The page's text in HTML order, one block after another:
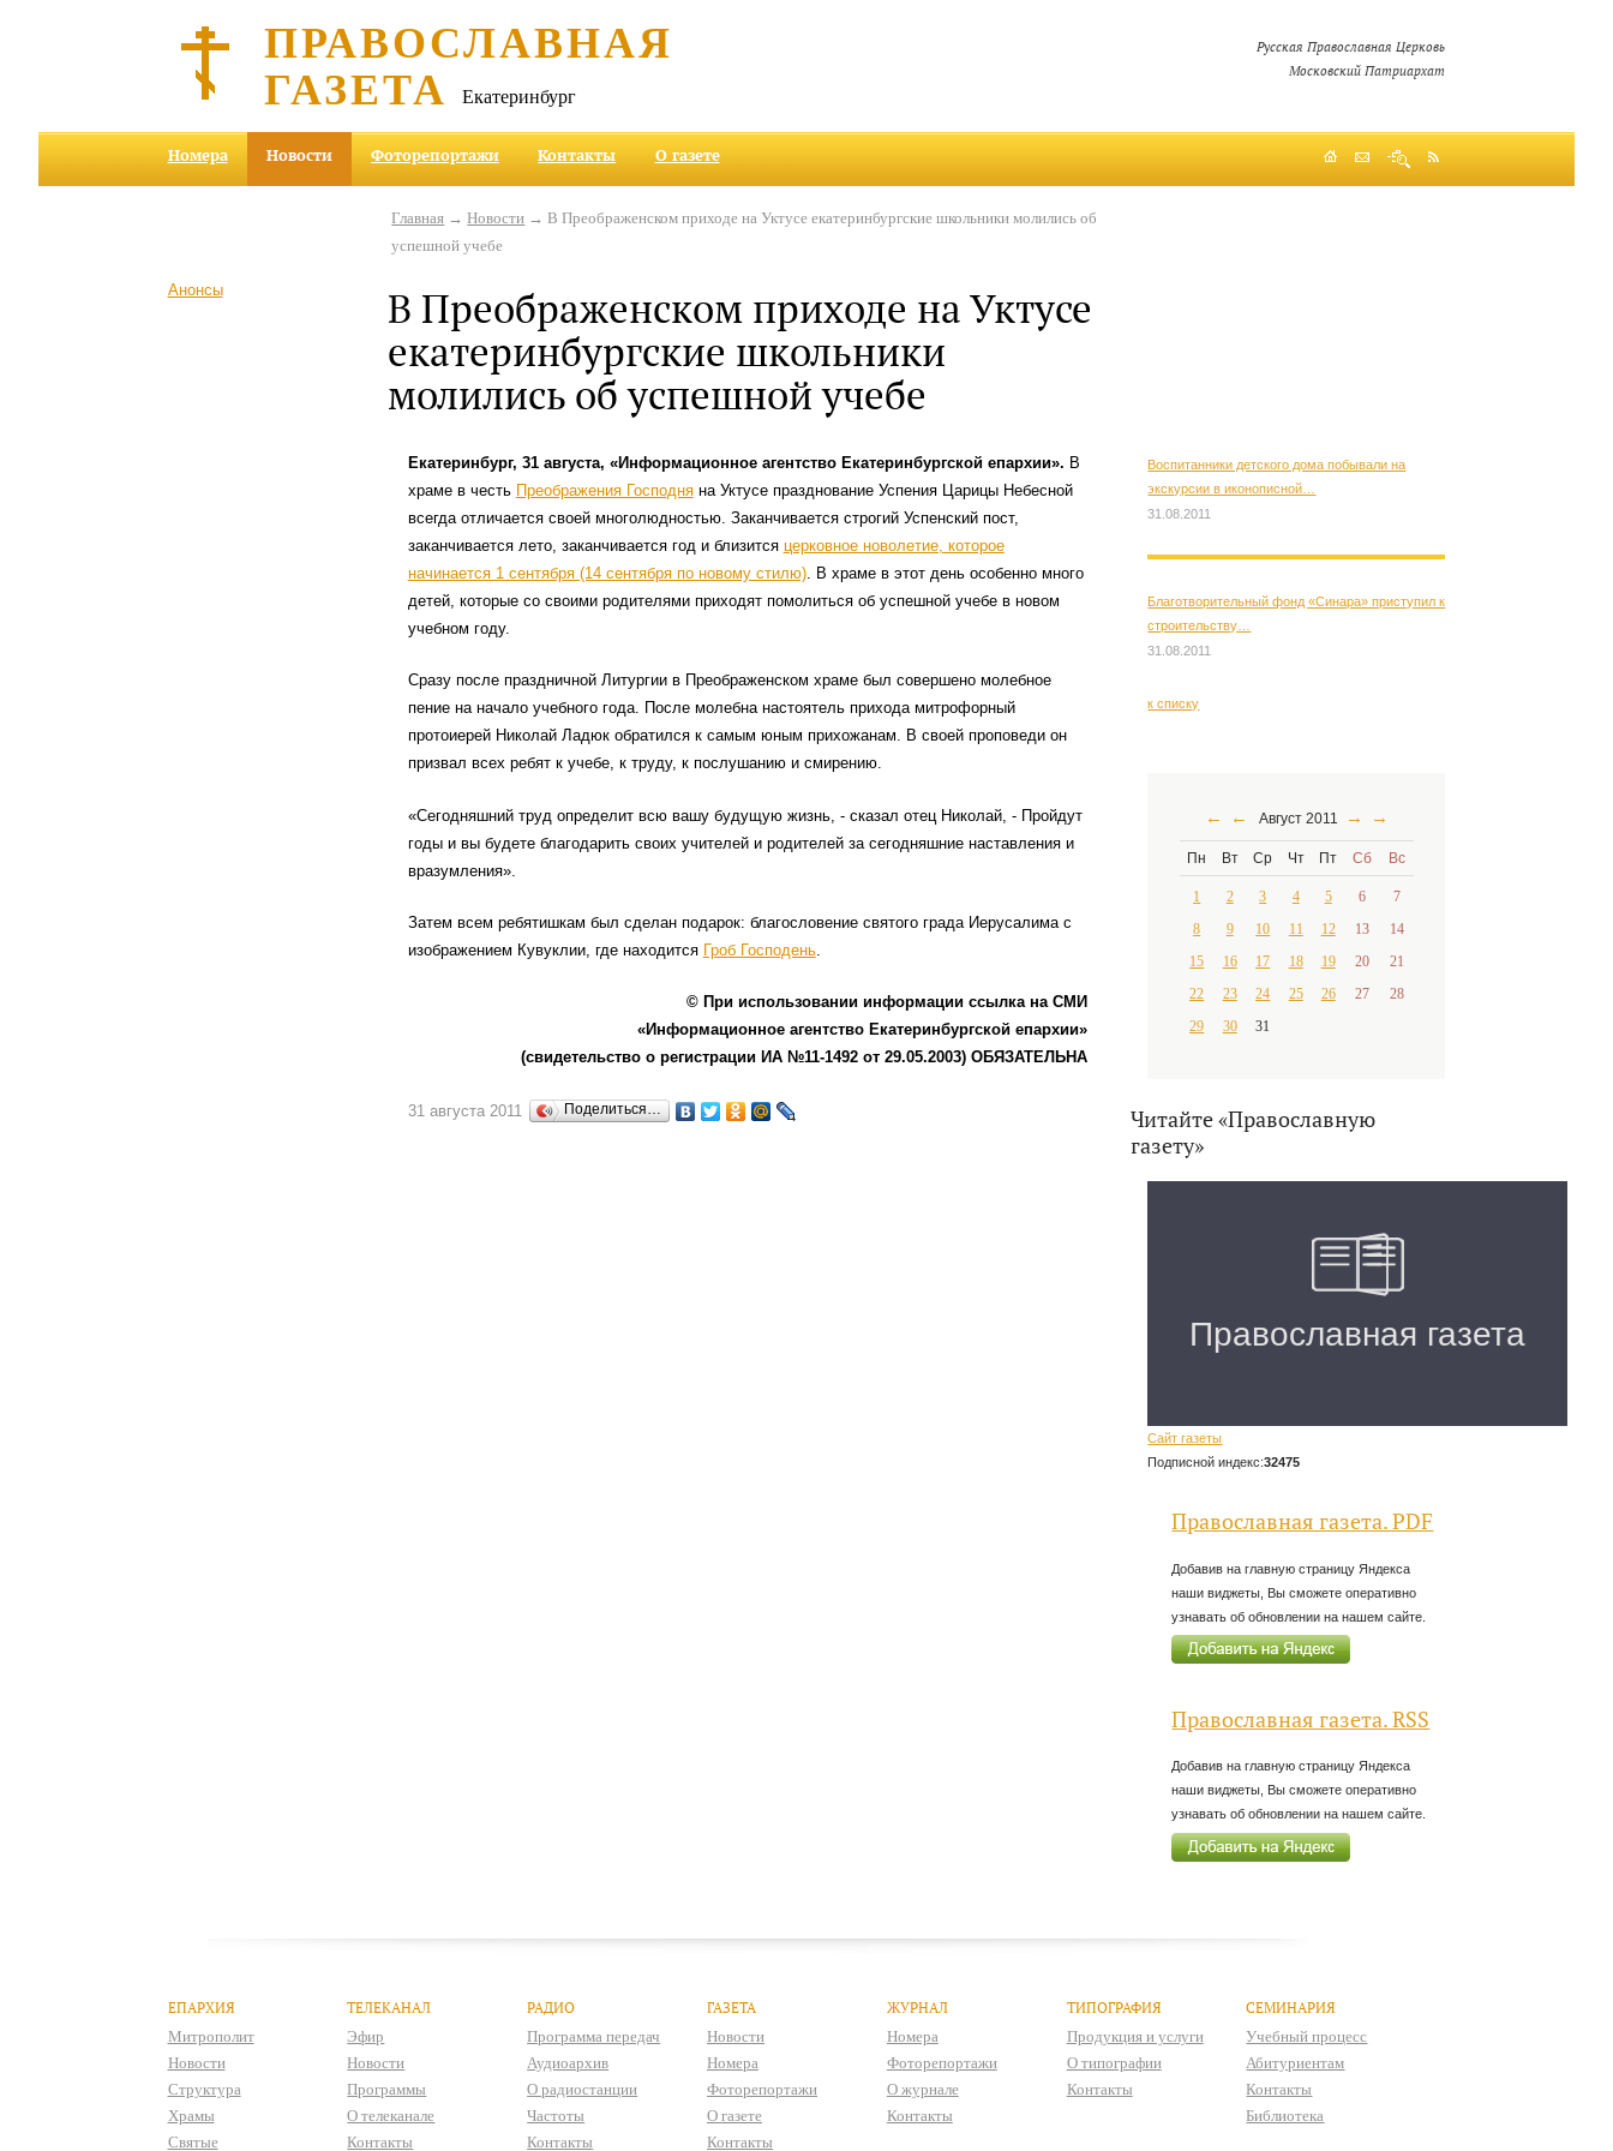
ПРАВОСЛАВНАЯ
ГАЗЕТА Екатеринбург
Русская Православная Церковь
Московский Патриархат
Номера Новости Фоторепортажи Контакты О газете
Анонсы
Главная →Новости → В Преображенском приходе на Уктусе екатеринбургские школьники молились об
успешной учебе
В Преображенском приходе на Уктусе
екатеринбургские школьники
молились об успешной учебе
Екатеринбург, 31 августа, «Информационное агентство Екатеринбургской епархии». В
храме в честь Преображения Господняна Уктусе празднование Успения Царицы Небесной
всегда отличается своей многолюдностью. Заканчивается строгий Успенский пост,
заканчивается лето, заканчивается год и близится церковное новолетие, которое
начинается 1 сентября (14 сентября по новому стилю). В храме в этот день особенно много
детей, которые со своими родителями приходят помолиться об успешной учебе в новом
учебном году.
Сразу после праздничной Литургии в Преображенском храме был совершено молебное
пение на начало учебного года. После молебна настоятель прихода митрофорный
протоиерей Николай Ладюк обратился к самым юным прихожанам. В своей проповеди он
призвал всех ребят к учебе, к труду, к послушанию и смирению.
«Сегодняшний труд определит всю вашу будущую жизнь, - сказал отец Николай, - Пройдут
годы и вы будете благодарить своих учителей и родителей за сегодняшние наставления и
вразумления».
Затем всем ребятишкам был сделан подарок: благословение святого града Иерусалима с
изображением Кувуклии, где находится Гроб Господень.
© При использовании информации ссылка на СМИ
«Информационное агентство Екатеринбургской епархии»
(свидетельство о регистрации ИА №11-1492 от 29.05.2003) ОБЯЗАТЕЛЬНА
31 августа 2011 Поделиться…
Воспитанники детского дома побывали на
экскурсии в иконописной…
31.08.2011
Благотворительный фонд «Синара» приступил к
строительству…
31.08.2011
к списку
← ← Август 2011 → →
Пн Вт Ср Чт Пт Сб Вс
1 2 3 4 5 6
7
8
9 10 11 12 13
14
15
16 17 18 19 20
21
22
23 24 25 26 27
28
29
30 31
Читайте «Православную
газету»
Сайт газеты
Подписной индекс:32475
Православная газета. PDF
Добавив на главную страницу Яндекса
наши виджеты, Вы сможете оперативно
узнавать об обновлении на нашем сайте.
Православная газета. RSS
Добавив на главную страницу Яндекса
наши виджеты, Вы сможете оперативно
узнавать об обновлении на нашем сайте.
ЕПАРХИЯ
Митрополит
Новости
Структура
Храмы
Святые
ТЕЛЕКАНАЛ
Эфир
Новости
Программы
О телеканале
Контакты
РАДИО
Программа передач
Аудиоархив
О радиостанции
Частоты
Контакты
ГАЗЕТА
Новости
Номера
Фоторепортажи
О газете
Контакты
ЖУРНАЛ
Номера
Фоторепортажи
О журнале
Контакты
ТИПОГРАФИЯ
Продукция и услуги
О типографии
Контакты
СЕМИНАРИЯ
Учебный процесс
Абитуриентам
Контакты
Библиотека